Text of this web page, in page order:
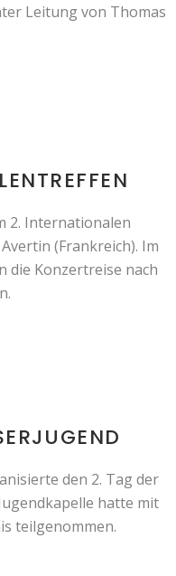
Leitung von Thomas
2. Internationalen
(Frankreich). Im
die Konzertreise nach
den 2. Tag der
hatte mit
teilgenommen.